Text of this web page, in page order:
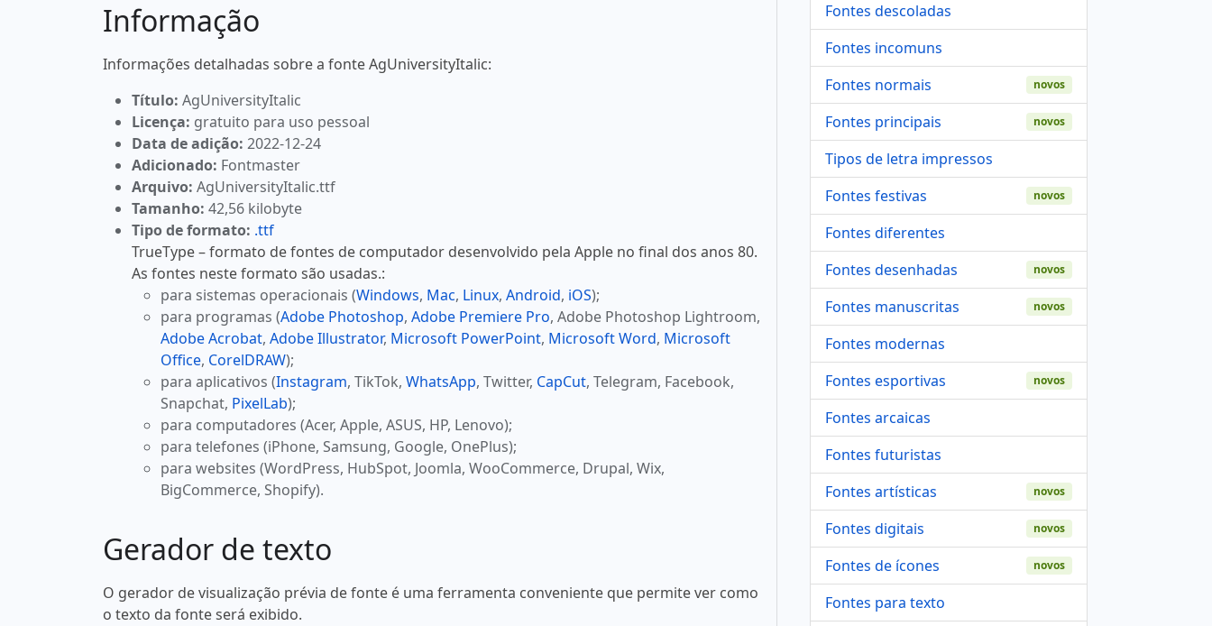
Informação
Informações detalhadas sobre a fonte AgUniversityItalic:
Título: AgUniversityItalic
Licença: gratuito para uso pessoal
Data de adição: 2022-12-24
Adicionado: Fontmaster
Arquivo: AgUniversityItalic.ttf
Tamanho: 42,56 kilobyte
Tipo de formato: .ttf
TrueType – formato de fontes de computador desenvolvido pela Apple no final dos anos 80.
As fontes neste formato são usadas.:
para sistemas operacionais (Windows, Mac, Linux, Android, iOS);
para programas (Adobe Photoshop, Adobe Premiere Pro, Adobe Photoshop Lightroom,
Adobe Acrobat, Adobe Illustrator, Microsoft PowerPoint, Microsoft Word, Microsoft
Office, CorelDRAW);
para aplicativos (Instagram, TikTok, WhatsApp, Twitter, CapCut, Telegram, Facebook,
Snapchat, PixelLab);
para computadores (Acer, Apple, ASUS, HP, Lenovo);
para telefones (iPhone, Samsung, Google, OnePlus);
para websites (WordPress, HubSpot, Joomla, WooCommerce, Drupal, Wix,
BigCommerce, Shopify).
Gerador de texto
O gerador de visualização prévia de fonte é uma ferramenta conveniente que permite ver como
o texto da fonte será exibido.
Fontes descoladas
Fontes incomuns
Fontes normais
novos
Fontes principais novos
Tipos de letra impressos
Fontes festivas
novos
Fontes diferentes
Fontes desenhadas
novos
Fontes manuscritas novos
Fontes modernas
Fontes esportivas
novos
Fontes arcaicas
Fontes futuristas
Fontes artísticas
novos
Fontes digitais novos
Fontes de ícones novos
Fontes para texto